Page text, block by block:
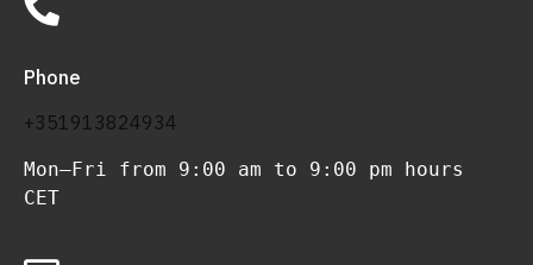
Phone
+351913824934
Mon–Fri from 9:00 am to 9:00 pm hours
CET